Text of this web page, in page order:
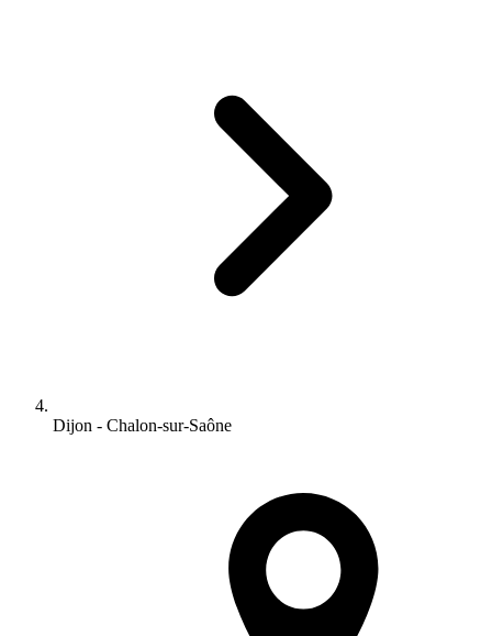
Dijon - Chalon-sur-Saône